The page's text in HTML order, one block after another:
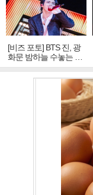
[비즈 포토] BTS 진, 광
화문 밤하늘 수놓는 '비
주얼 킹'의 열창